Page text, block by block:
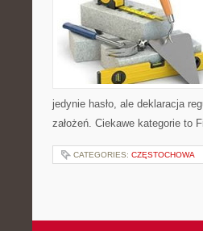
jedynie hasło, ale deklaracja
założeń. Ciekawe kategorie to
CATEGORIES: CZĘSTOCHOWA